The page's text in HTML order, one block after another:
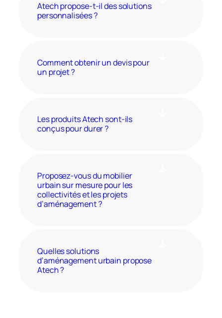
Atech propose-t-il des solutions
personnalisées ?
Comment obtenir un devis pour
un projet ?
Les produits Atech sont-ils
conçus pour durer ?
Proposez-vous du mobilier
urbain sur mesure pour les
collectivités et les projets
d’aménagement ?
Quelles solutions
d’aménagement urbain propose
Atech ?